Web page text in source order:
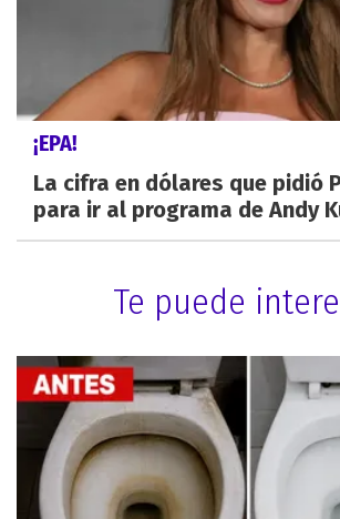
¡EPA!
La cifra en dólares que pidió
para ir al programa de Andy
Te puede